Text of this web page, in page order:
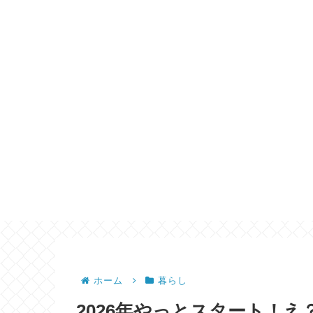
ホーム 暮らし